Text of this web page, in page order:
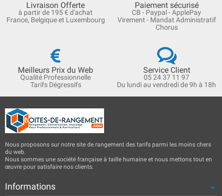
Livraison Offerte
à partir de 195 € d'achat
France, Belgique et Luxembourg
Paiement sécurisé
CB - Paypal - ApplePay
Virement - Mandat Administratif
Chorus
Meilleurs Prix du Web
Qualité Professionnelle
Tarifs Dégressifs
Service Client
05 24 37 11 97
Du lundi au vendredi de 9h à 18h
Nous proposons sur notre site de rangement des tarifs parmi les moins chers
du web.
Nous sommes une société française à taille humaine et nous mettons tout en
œuvre pour satisfaire nos clients.
Informations